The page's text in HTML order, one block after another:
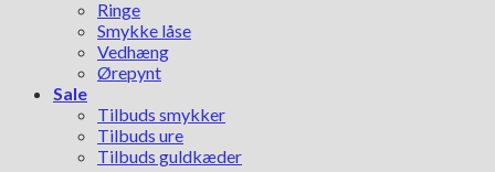
Ringe
Smykke låse
Vedhæng
Ørepynt
Sale
Tilbuds smykker
Tilbuds ure
Tilbuds guldkæder